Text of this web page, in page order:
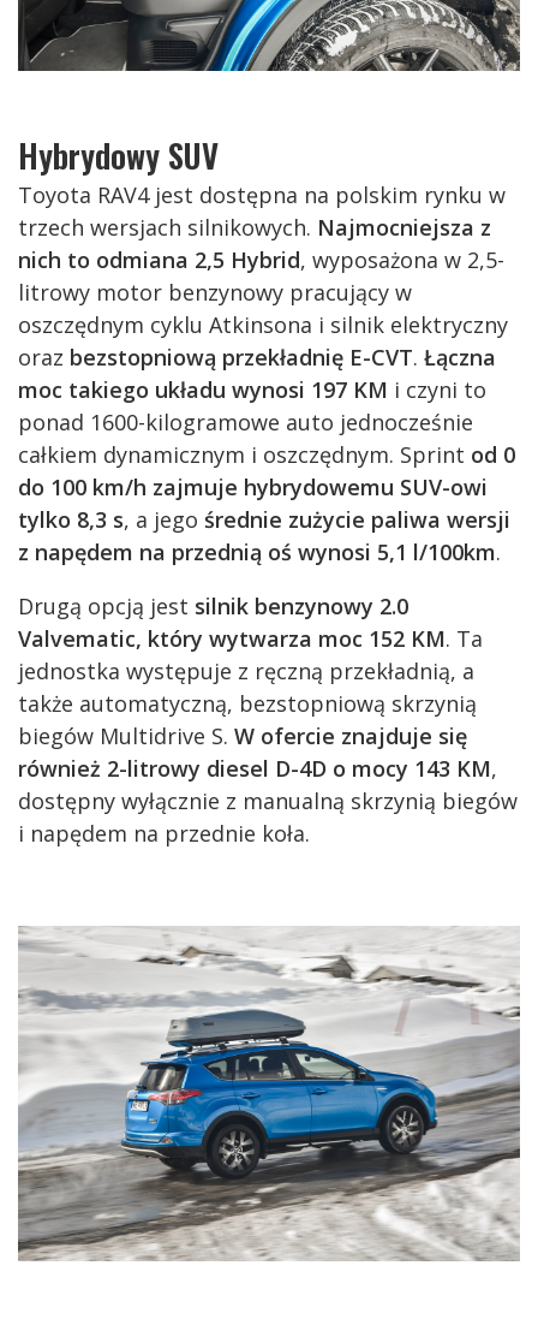
Hybrydowy SUV
Toyota RAV4 jest dostępna na polskim rynku w
trzech wersjach silnikowych. Najmocniejsza z
nich to odmiana 2,5 Hybrid, wyposażona w 2,5-
litrowy motor benzynowy pracujący w
oszczędnym cyklu Atkinsona i silnik elektryczny
oraz bezstopniową przekładnię E-CVT. Łączna
moc takiego układu wynosi 197 KM i czyni to
ponad 1600-kilogramowe auto jednocześnie
całkiem dynamicznym i oszczędnym. Sprint od 0
do 100 km/h zajmuje hybrydowemu SUV-owi
tylko 8,3 s, a jego średnie zużycie paliwa wersji
z napędem na przednią oś wynosi 5,1 l/100km.
Drugą opcją jest silnik benzynowy 2.0
Valvematic, który wytwarza moc 152 KM. Ta
jednostka występuje z ręczną przekładnią, a
także automatyczną, bezstopniową skrzynią
biegów Multidrive S. W ofercie znajduje się
również 2-litrowy diesel D-4D o mocy 143 KM,
dostępny wyłącznie z manualną skrzynią biegów
i napędem na przednie koła.